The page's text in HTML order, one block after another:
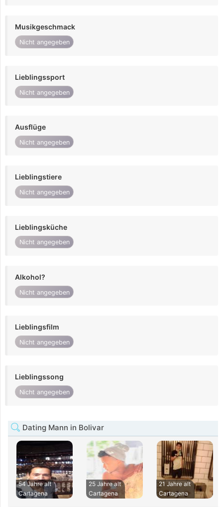
Musikgeschmack
Nicht angegeben
Lieblingssport
Nicht angegeben
Ausflüge
Nicht angegeben
Lieblingstiere
Nicht angegeben
Lieblingsküche
Nicht angegeben
Alkohol?
Nicht angegeben
Lieblingsfilm
Nicht angegeben
Lieblingssong
Nicht angegeben
Dating Mann in Bolivar
54 Jahre alt
Cartagena
25 Jahre alt
Cartagena
21 Jahre alt
Cartagena